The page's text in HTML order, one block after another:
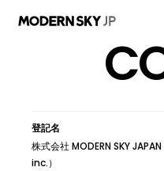
登記名
株式会社 MODERN SKY
inc.）